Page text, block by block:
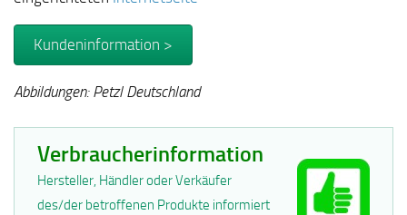
Kundeninformation >
Abbildungen: Petzl Deutschland
Verbraucherinformation
Hersteller, Händler oder Verkäufer
des/der betroffenen Produkte informiert